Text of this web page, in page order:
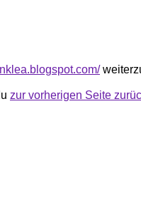
zur vorherigen Seite